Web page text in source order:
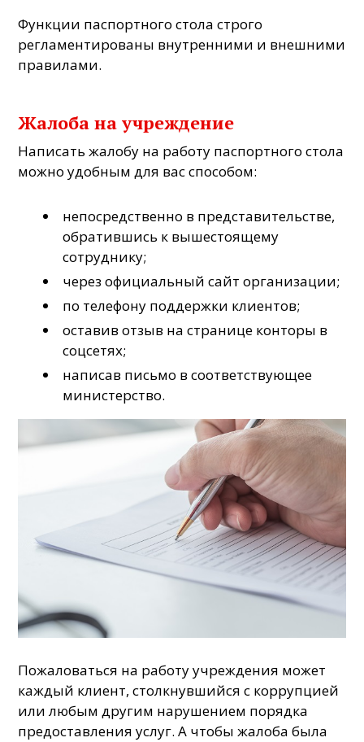
Функции паспортного стола строго
регламентированы внутренними и внешними
правилами.
Жалоба на учреждение
Написать жалобу на работу паспортного стола
можно удобным для вас способом:
непосредственно в представительстве,
обратившись к вышестоящему
сотруднику;
через официальный сайт организации;
по телефону поддержки клиентов;
оставив отзыв на странице конторы в
соцсетях;
написав письмо в соответствующее
министерство.
Пожаловаться на работу учреждения может
каждый клиент, столкнувшийся с коррупцией
или любым другим нарушением порядка
предоставления услуг. А чтобы жалоба была